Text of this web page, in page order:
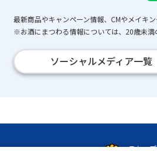
最新商品やキャンペーン情報、CMやメイキ
※お酒にまつわる情報については、20歳未満
ソーシャルメディア一覧